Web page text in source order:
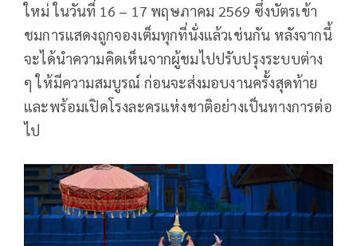
ใหม่ ในวันที่ 16 – 17 พฤษภาคม 2569 ซึ่งบัตรเข้า
ชมการแสดงถูกจองเต็มทุกที่นั่งแล้วเช่นกัน หลังจากนี้
จะได้นำความคิดเห็นจากผู้ชมไปปรับปรุงระบบต่าง
ๆ ให้มีความสมบูรณ์ ก่อนจะส่งมอบงานครั้งสุดท้าย
และพร้อมเปิดโรงละครแห่งชาติอย่างเป็นทางการต่อ
ไป